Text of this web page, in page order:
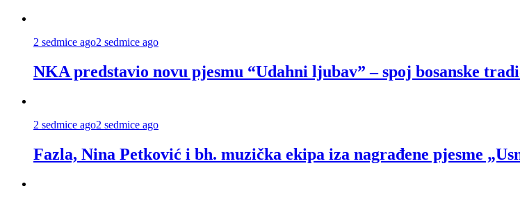
2 sedmice ago2 sedmice ago
NKA predstavio novu pjesmu “Udahni ljubav” – spoj bosanske
2 sedmice ago2 sedmice ago
Fazla, Nina Petković i bh. muzička ekipa iza nagrađene pjesme